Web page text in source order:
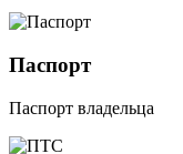
Паспорт
Паспорт владельца